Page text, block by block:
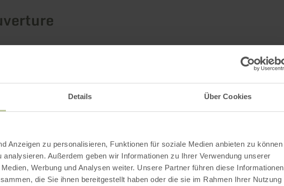
Details Über Cookies
Anzeigen zu personalisieren, Funktionen für soziale Medien anbieten zu können
Außerdem geben wir Informationen zu Ihrer Verwendung unserer
Werbung und Analysen weiter. Unsere Partner führen diese Informationen
die Sie ihnen bereitgestellt haben oder die sie im Rahmen Ihrer Nutzung
Impressions